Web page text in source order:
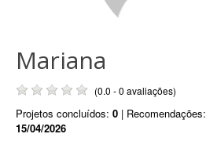
Mariana
(0.0 - 0 avaliações)
Projetos concluídos: 0 | Recomendações:
15/04/2026